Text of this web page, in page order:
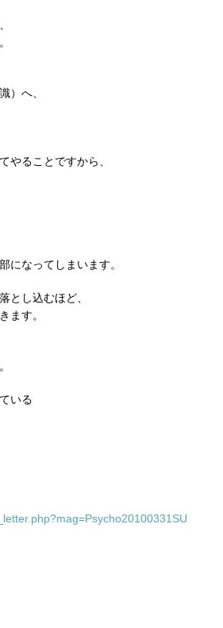
）へ、
やることですから、
になってしまいます。
とし込むほど、
ます。
いる